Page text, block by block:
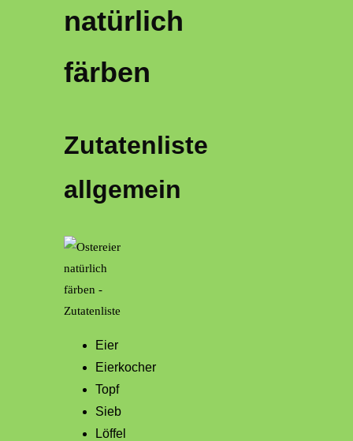
natürlich
färben
Zutatenliste
allgemein
Eier
Eierkocher
Topf
Sieb
Löffel